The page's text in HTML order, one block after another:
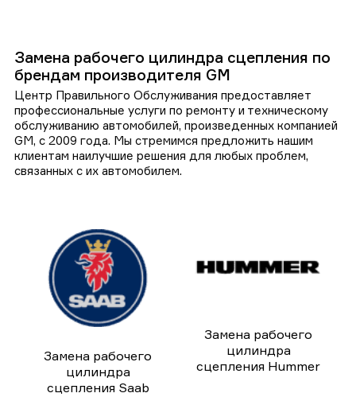
Замена рабочего цилиндра сцепления по
брендам производителя GM
Центр Правильного Обслуживания предоставляет
профессиональные услуги по ремонту и техническому
обслуживанию автомобилей, произведенных компанией
GM, с 2009 года. Мы стремимся предложить нашим
клиентам наилучшие решения для любых проблем,
связанных с их автомобилем.
Замена рабочего
цилиндра
сцепления Saab
Замена рабочего
цилиндра
сцепления Hummer